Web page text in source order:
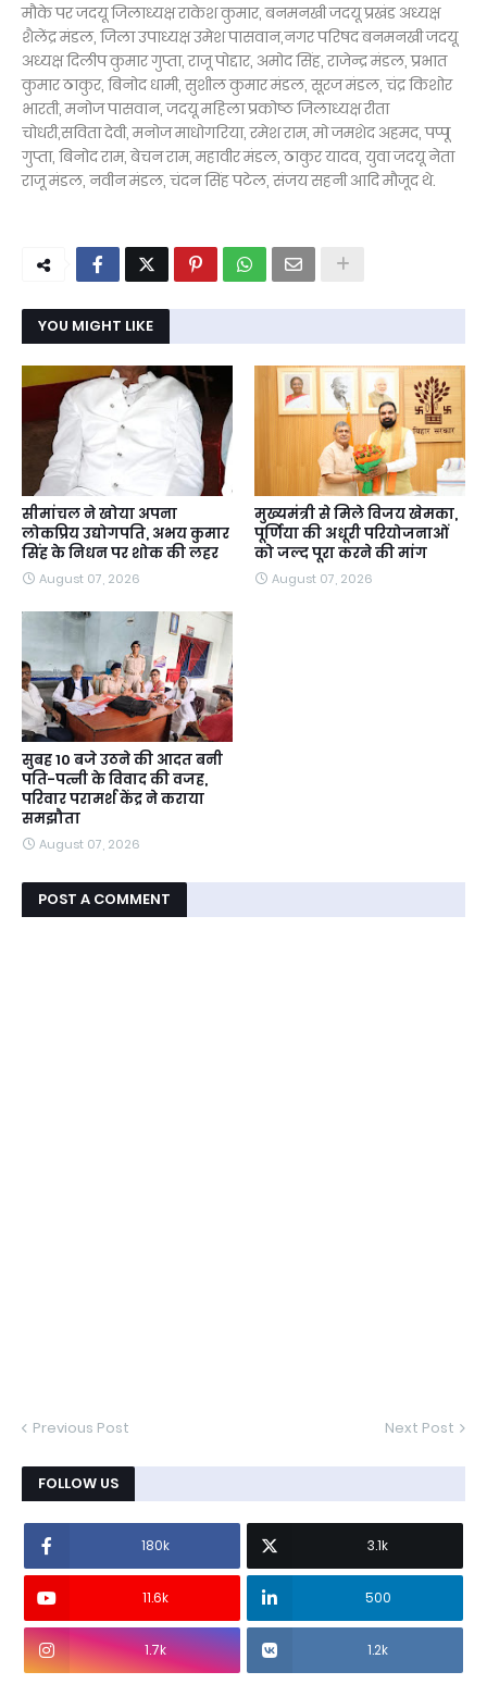
मौके पर जदयू जिलाध्यक्ष राकेश कुमार, बनमनखी जदयू प्रखंड अध्यक्ष
शैलेंद्र मंडल, जिला उपाध्यक्ष उमेश पासवान,नगर परिषद बनमनखी जदयू
अध्यक्ष दिलीप कुमार गुप्ता, राजू पोद्दार, अमोद सिंह, राजेन्द्र मंडल, प्रभात
कुमार ठाकुर, बिनोद धामी, सुशील कुमार मंडल, सूरज मंडल, चंद्र किशोर
भारती, मनोज पासवान, जदयू महिला प्रकोष्ठ जिलाध्यक्ष रीता
चोधरी,सविता देवी, मनोज माधोगरिया, रमेश राम, मो जमशेद अहमद, पप्पू
गुप्ता, बिनोद राम, बेचन राम, महावीर मंडल, ठाकुर यादव, युवा जदयू नेता
राजू मंडल, नवीन मंडल, चंदन सिंह पटेल, संजय सहनी आदि मौजूद थे.
YOU MIGHT LIKE
सीमांचल ने खोया अपना
लोकप्रिय उद्योगपति, अभय कुमार
सिंह के निधन पर शोक की लहर
August 07, 2026
मुख्यमंत्री से मिले विजय खेमका,
पूर्णिया की अधूरी परियोजनाओं
को जल्द पूरा करने की मांग
August 07, 2026
सुबह 10 बजे उठने की आदत बनी
पति-पत्नी के विवाद की वजह,
परिवार परामर्श केंद्र ने कराया
समझौता
August 07, 2026
POST A COMMENT
Previous Post Next Post
FOLLOW US
180k 3.1k
11.6k 500
1.7k 1.2k